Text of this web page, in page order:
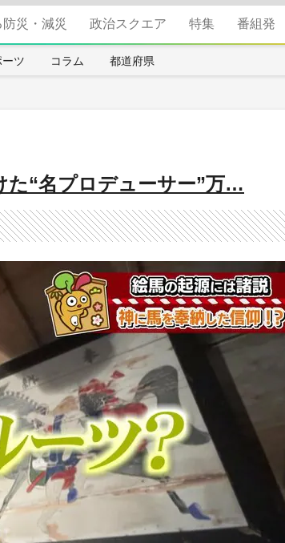
災・減災 政治スクエア 特集 番組発
ツ コラム 都道府県
た“名プロデューサー”万…